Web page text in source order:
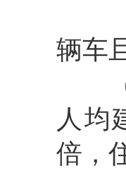
辆车
人均
倍，